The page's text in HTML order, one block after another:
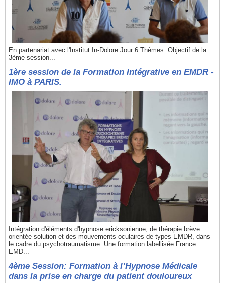
En partenariat avec l'Institut In-Dolore Jour 6 Thèmes: Objectif de la
3ème session...
1ère session de la Formation Intégrative en EMDR -
IMO à PARIS.
Intégration d'éléments d'hypnose ericksonienne, de thérapie brève
orientée solution et des mouvements oculaires de types EMDR, dans
le cadre du psychotraumatisme. Une formation labellisée France
EMD...
4ème Session: Formation à l’Hypnose Médicale
dans la prise en charge du patient douloureux